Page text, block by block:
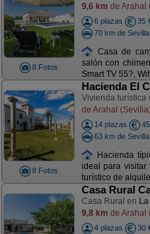
8 Fotos
9,6 km de Arahal
6 plazas
35
70 km de Sevilla
Casa de
salón con
Smart TV 55?,
8 Fotos
Hacienda El
Vivienda turística
de Arahal (Sevilla)
14 plazas
63 km de Sevilla
Hacienda
ideal para visitar
turístico de
Casa Rural
Casa Rural en
9,8 km de Arahal
4 plazas
30